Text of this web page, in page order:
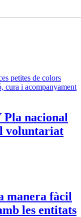
nacional
voluntariat
manera fàcil
les entitats